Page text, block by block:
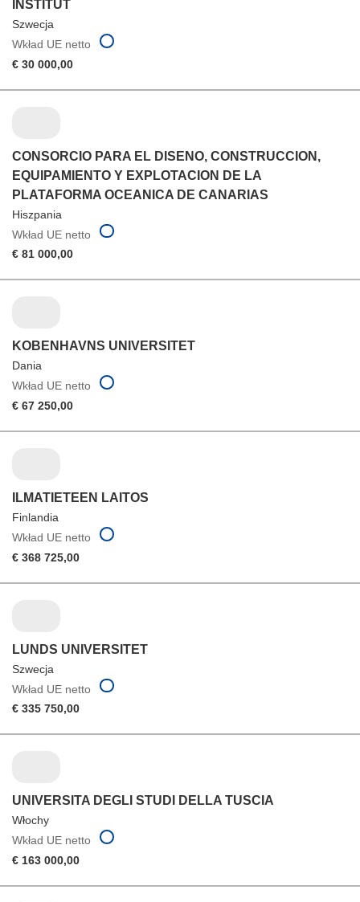
INSTITUT
Szwecja
Wkład UE netto
€ 30 000,00
CONSORCIO PARA EL DISENO, CONSTRUCCION,
EQUIPAMIENTO Y EXPLOTACION DE LA
PLATAFORMA OCEANICA DE CANARIAS
Hiszpania
Wkład UE netto
€ 81 000,00
KOBENHAVNS UNIVERSITET
Dania
Wkład UE netto
€ 67 250,00
ILMATIETEEN LAITOS
Finlandia
Wkład UE netto
€ 368 725,00
LUNDS UNIVERSITET
Szwecja
Wkład UE netto
€ 335 750,00
UNIVERSITA DEGLI STUDI DELLA TUSCIA
Włochy
Wkład UE netto
€ 163 000,00